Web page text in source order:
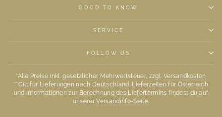
GOOD TO KNOW
SERVICE
FOLLOW US
*Alle Preise inkl. gesetzlicher Mehrwertsteuer, zzgl. Versandkosten
**Gilt für Lieferungen nach Deutschland. Lieferzeiten für Österreich
und Informationen zur Berechnung des Liefertermins findest du auf
unsererVersandinfo-Seite.